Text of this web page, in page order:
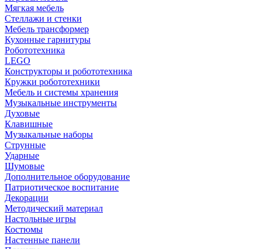
Мягкая мебель
Стеллажи и стенки
Мебель трансформер
Кухонные гарнитуры
Робототехника
LEGO
Конструкторы и робототехника
Кружки робототехники
Мебель и системы хранения
Музыкальные инструменты
Духовые
Клавишные
Музыкальные наборы
Струнные
Ударные
Шумовые
Дополнительное оборудование
Патриотическое воспитание
Декорации
Методический материал
Настольные игры
Костюмы
Настенные панели